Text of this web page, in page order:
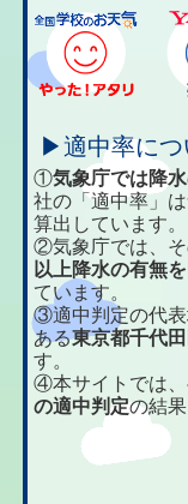
▶適中率につ
①気象庁では降
社の「適中率」
算出しています。
②気象庁では、
以上降水の有無
ています。
③適中判定の代表
ある東京都千代
す。
④本サイトでは、
の適中判定の結